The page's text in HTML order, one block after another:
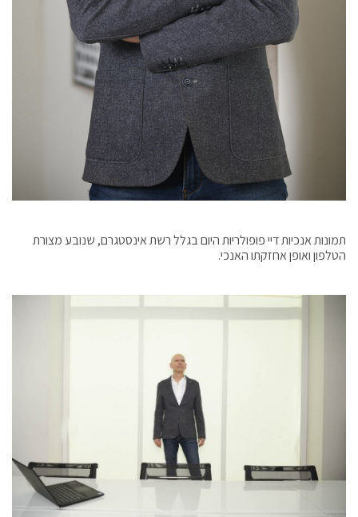
תמונות אנכיות דיי פופולריות היום בגלל רשת אינסטגרם, שנובע מצורת
הטלפון ואופן אחזקתו האנכי.